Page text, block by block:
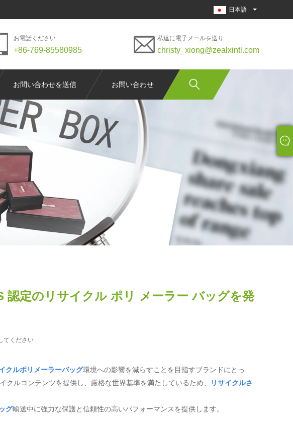
日本語
お電話ください
+86-769-85580985
私達に電子メールを送り
christy_xiong@zealxintl.com
お問い合わせを送信 お問い合わせ
認定のリサイクル ポリ メーラー バッグを発
てください
クルポリメーラーバッグ環境への影響を減らすことを目指すブランドにとっ
クルコンテンツを提供し、厳格な世界基準を満たしているため、
リサイクルさ
グ輸送中に強力な保護と信頼性の高いパフォーマンスを提供します。